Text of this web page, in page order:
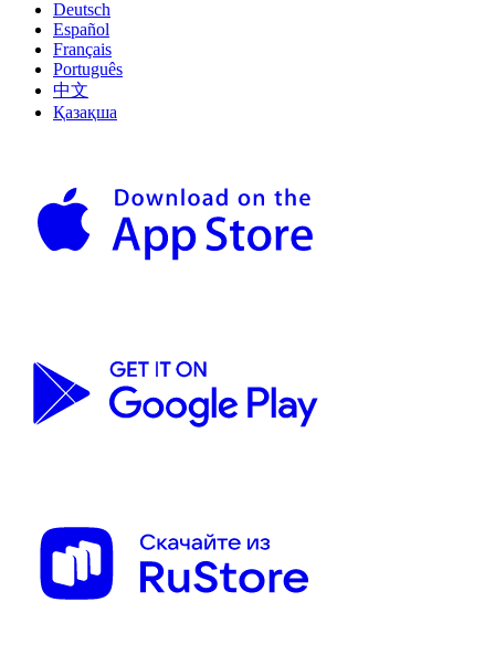
Deutsch
Español
Français
Português
中文
Қазақша